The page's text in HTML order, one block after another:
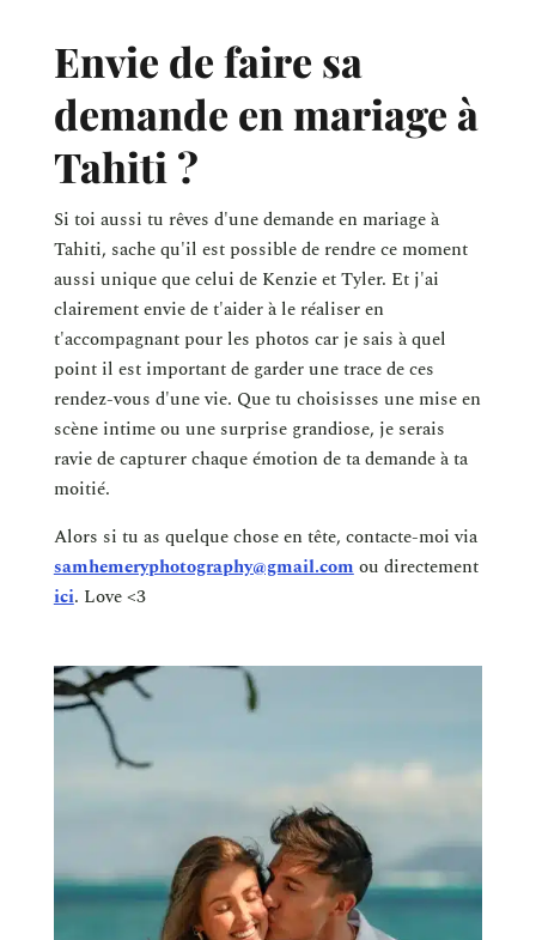
Envie de faire sa
demande en mariage à
Tahiti ?
Si toi aussi tu rêves d'une demande en mariage à
Tahiti, sache qu'il est possible de rendre ce moment
aussi unique que celui de Kenzie et Tyler. Et j'ai
clairement envie de t'aider à le réaliser en
t'accompagnant pour les photos car je sais à quel
point il est important de garder une trace de ces
rendez-vous d'une vie. Que tu choisisses une mise en
scène intime ou une surprise grandiose, je serais
ravie de capturer chaque émotion de ta demande à ta
moitié.
Alors si tu as quelque chose en tête, contacte-moi via
samhemeryphotography@gmail.comou directement
ici. Love <3